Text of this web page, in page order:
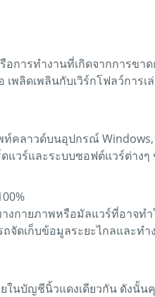
การทำงานที่เกิดจากการขา
พลิดเพลินกับเวิร์กโฟลว์การเ
คลาวด์บนอุปกรณ์ Windows,
แวร์และระบบซอฟต์แวร์ต่าง
กายภาพหรือมัลแวร์ที่อาจทำ
ดเก็บข้อมูลระยะไกลและทำ
นบัญชีนิ้วแดงเดียวกัน ดังนั้น